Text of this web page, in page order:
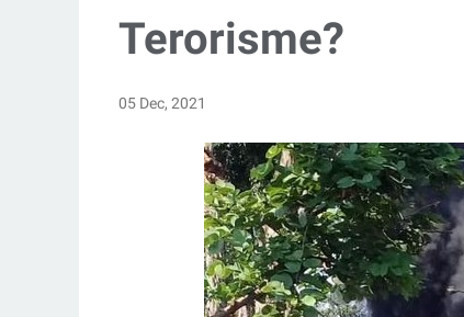
Terorisme?
05 Dec, 2021